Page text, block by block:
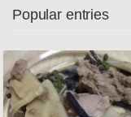
Popular entries